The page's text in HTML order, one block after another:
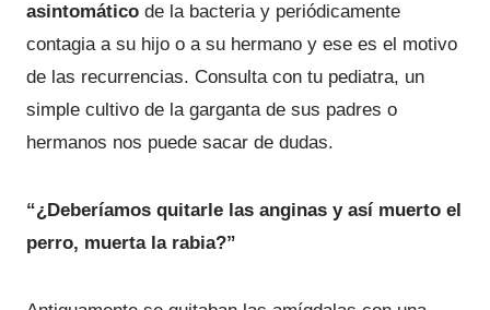
asintomático de la bacteria y periódicamente
contagia a su hijo o a su hermano y ese es el motivo
de las recurrencias. Consulta con tu pediatra, un
simple cultivo de la garganta de sus padres o
hermanos nos puede sacar de dudas.
“¿Deberíamos quitarle las anginas y así muerto el
perro, muerta la rabia?”